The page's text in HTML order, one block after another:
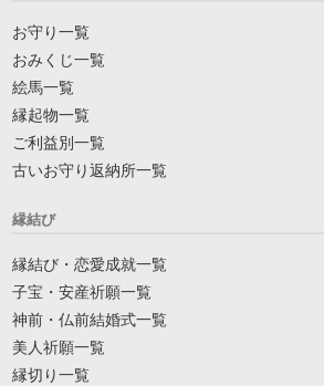
お守り一覧
おみくじ一覧
絵馬一覧
縁起物一覧
ご利益別一覧
古いお守り返納所一覧
縁結び
縁結び・恋愛成就一覧
子宝・安産祈願一覧
神前・仏前結婚式一覧
美人祈願一覧
縁切り一覧